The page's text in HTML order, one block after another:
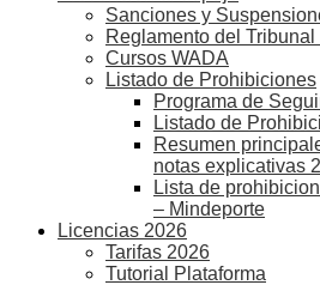
Sanciones y
Reglamento del
Cursos WADA
Listado de Prohibiciones
Programa de
Listado de
Resumen
notas explicativas
Lista de
– Mindeporte
Licencias 2026
Tarifas 2026
Tutorial Plataforma